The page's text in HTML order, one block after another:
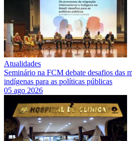
Atualidades
Seminário na FCM debate desafios das
indígenas para as políticas públicas
05 ago 2026